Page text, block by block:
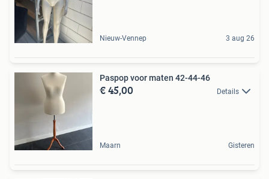
Nieuw-Vennep 3 aug 26
Paspop voor maten 42-44-46
€ 45,00 Details
Maarn Gisteren